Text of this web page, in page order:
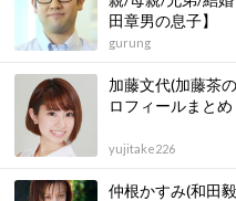
田章男の息子】
gurung
加藤文代(加藤茶
ロフィールまとめ
yujitake226
仲根かすみ(和田